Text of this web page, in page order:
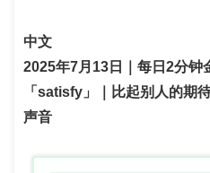
中文
2025年7月13日｜每日2分钟
「satisfy」｜比起别人的期
声音